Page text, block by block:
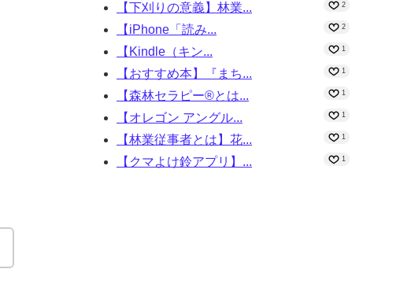
【下刈りの意義】林業... 2
【iPhone「読み... 2
【Kindle（キン... 1
【おすすめ本】『まち... 1
【森林セラピー®とは... 1
【オレゴン アングル... 1
【林業従事者とは】花... 1
【クマよけ鈴アプリ】... 1